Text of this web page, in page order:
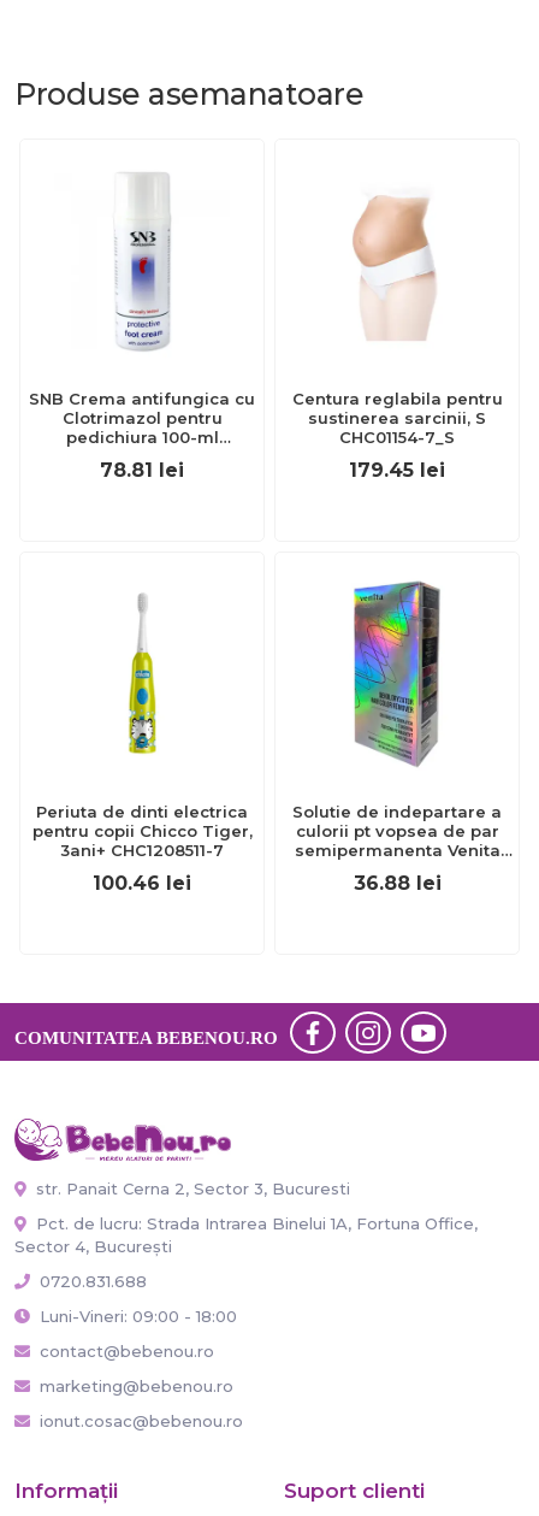
Produse asemanatoare
SNB Crema antifungica cu
Clotrimazol pentru
pedichiura 100-ml
EXL359_918
78.81 lei
Centura reglabila pentru
sustinerea sarcinii, S
CHC01154-7_S
179.45 lei
Periuta de dinti electrica
pentru copii Chicco Tiger,
3ani+ CHC1208511-7
100.46 lei
Solutie de indepartare a
culorii pt vopsea de par
semipermanenta Venita
Hair Color Remover, 115ml
15 ml
36.88 lei
COMUNITATEA BEBENOU.RO
str. Panait Cerna 2, Sector 3, Bucuresti
Pct. de lucru: Strada Intrarea Binelui 1A, Fortuna Office,
Sector 4, București
0720.831.688
Luni-Vineri: 09:00 - 18:00
contact@bebenou.ro
marketing@bebenou.ro
ionut.cosac@bebenou.ro
Informaţii Suport clienti